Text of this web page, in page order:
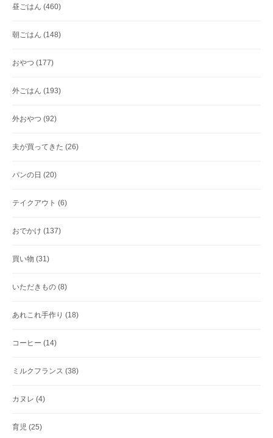
昼ごはん (460)
朝ごはん (148)
おやつ (177)
外ごはん (193)
外おやつ (92)
夫が買ってきた (26)
パンの日 (20)
テイクアウト (6)
おでかけ (137)
買い物 (31)
いただきもの (8)
あれこれ手作り (18)
コーヒー (14)
ミルクフランス (38)
カヌレ (4)
育児 (25)